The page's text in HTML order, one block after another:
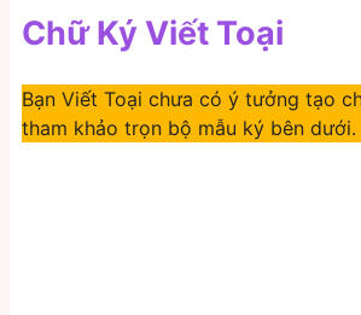
Chữ Ký Viết Toại
Bạn Viết Toại chưa có ý tưởng tạo
tham khảo trọn bộ mẫu ký bên dưới.